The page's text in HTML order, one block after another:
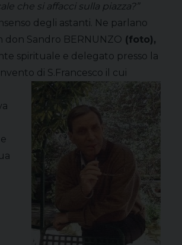
che si affacci sulla piazza?”
degli astanti. Ne parlano
don Sandro BERNUNZO (foto),
spirituale e delegato presso la
di S.Francesco il cui